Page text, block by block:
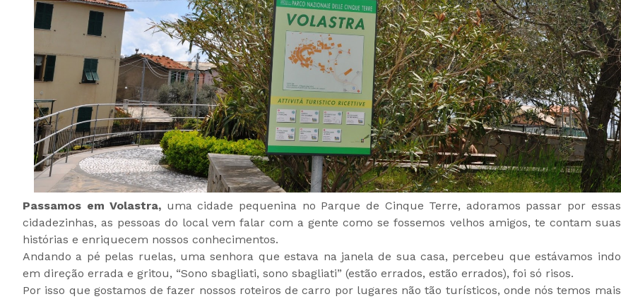
Passamos em Volastra, uma cidade pequenina no Parque de Cinque Terre, adoramos passar por essas
cidadezinhas, as pessoas do local vem falar com a gente como se fossemos velhos amigos, te contam suas
histórias e enriquecem nossos conhecimentos.
Andando a pé pelas ruelas, uma senhora que estava na janela de sua casa, percebeu que estávamos indo
em direção errada e gritou, “Sono sbagliati, sono sbagliati” (estão errados, estão errados), foi só risos.
Por isso que gostamos de fazer nossos roteiros de carro por lugares não tão turísticos, onde nós temos mais